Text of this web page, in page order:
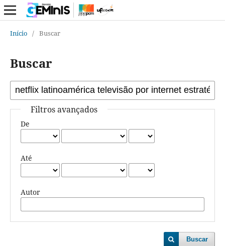
Início / Buscar
Buscar
Filtros avançados
De
Até
Autor
Buscar